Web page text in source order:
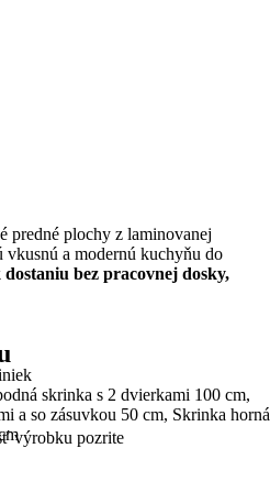
skrinka s 2 dvierkami 100 cm,
a so zásuvkou 50 cm, Skrinka horná
predné plochy z laminovanej
a modernú kuchyňu do
bez pracovnej dosky,
výrobku pozrite